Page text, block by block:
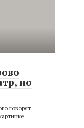
но
говорят